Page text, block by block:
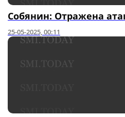
Собянин: Отражена
25-05-2025, 00:11